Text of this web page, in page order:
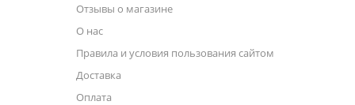
Отзывы о магазине
О нас
Правила и условия пользования сайтом
Доставка
Оплата